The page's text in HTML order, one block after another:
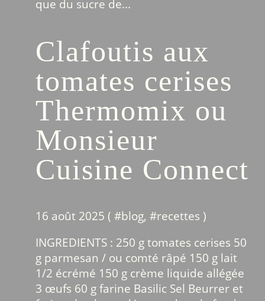
que du sucre de...
Clafoutis aux
tomates cerises
Thermomix ou
Monsieur
Cuisine Connect
16 août 2025 ( #blog, #recettes )
INGREDIENTS : 250 g tomates cerises 50
g parmesan / ou comté râpé 150 g lait
1/2 écrémé 150 g crème liquide allégée
3 œufs 60 g farine Basilic Sel Beurrer et